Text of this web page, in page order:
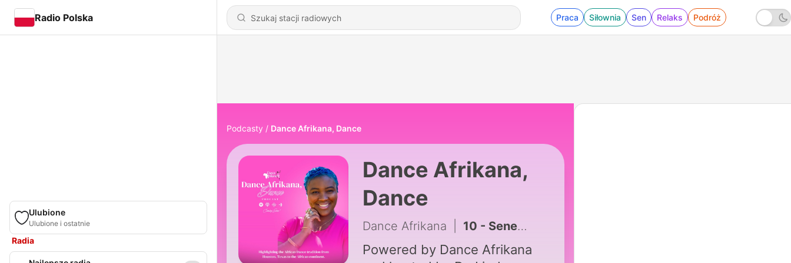
Radio Polska Praca Siłownia Sen Relaks Podróż
Ulubione
Ulubione i ostatnie
Radia
Podcasty Dance Afrikana, Dance
Dance Afrikana,
Dance
Dance Afrikana 10 - Senegalese Sabar Music and Dance with Aba Diop & the Yermande Family
Powered by Dance Afrikana